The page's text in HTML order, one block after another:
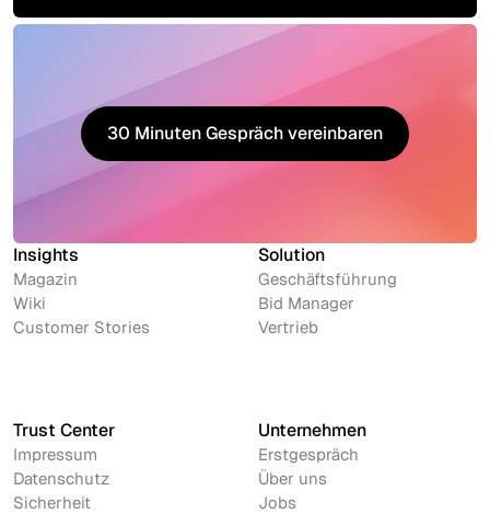
30 Minuten Gespräch vereinbaren
30 Minuten Gespräch vereinbaren
Insights
Magazin
Wiki
Customer Stories
Solution
Geschäftsführung
Bid Manager
Vertrieb
Trust Center
Impressum
Datenschutz
Sicherheit
Unternehmen
Erstgespräch
Über uns
Jobs